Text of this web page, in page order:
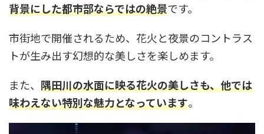
背景にした都市部ならではの絶景です。
市街地で開催されるため、花火と夜景のコントラス
トが生み出す幻想的な美しさを楽しめます。
また、 隅田川の水面に映る花火の美しさも、他では
味わえない特別な魅力となっています。